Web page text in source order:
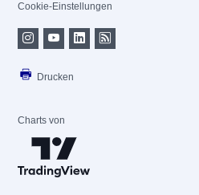
Cookie-Einstellungen
Drucken
Charts von